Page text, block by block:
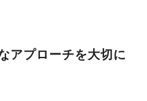
アプローチを大切に